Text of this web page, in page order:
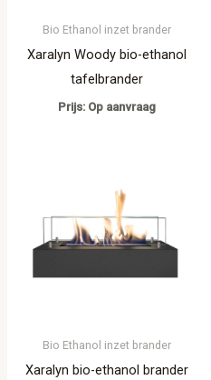
Bio Ethanol inzet brander
Xaralyn Woody bio-ethanol
tafelbrander
Prijs: Op aanvraag
Bio Ethanol inzet brander
Xaralyn bio-ethanol brander